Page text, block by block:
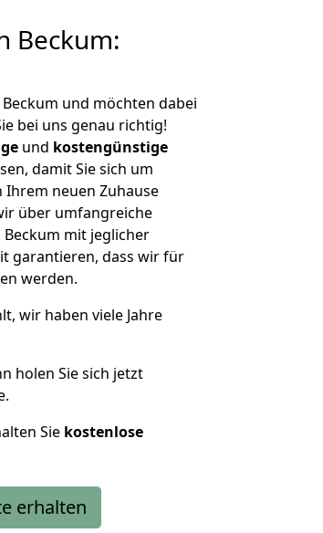
Beckum:
und möchten dabei
bei uns genau richtig!
und kostengünstige
damit Sie sich um
neuen Zuhause
über umfangreiche
mit jeglicher
garantieren, dass wir für
werden.
wir haben viele Jahre
holen Sie sich jetzt
Sie kostenlose
erhalten